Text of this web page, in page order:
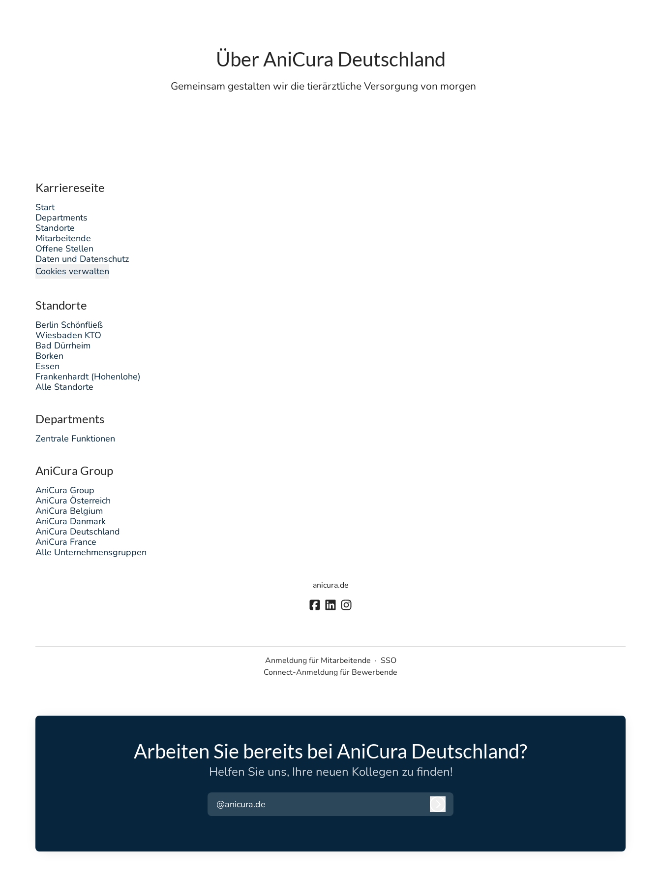
Über AniCura Deutschland
Gemeinsam gestalten wir die tierärztliche Versorgung von morgen
Karriereseite
Start
Departments
Standorte
Mitarbeitende
Offene Stellen
Daten und Datenschutz
Cookies verwalten
Standorte
Berlin Schönfließ
Wiesbaden KTO
Bad Dürrheim
Borken
Essen
Frankenhardt (Hohenlohe)
Alle Standorte
Departments
Zentrale Funktionen
AniCura Group
AniCura Group
AniCura Österreich
AniCura Belgium
AniCura Danmark
AniCura Deutschland
AniCura France
Alle Unternehmensgruppen
anicura.de
Anmeldung für Mitarbeitende · SSO
Connect-Anmeldung für Bewerbende
Arbeiten Sie bereits bei AniCura Deutschland?
Helfen Sie uns, Ihre neuen Kollegen zu finden!
@anicura.de